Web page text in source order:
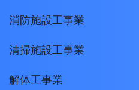
消防施設工事業
清掃施設工事業
解体工事業